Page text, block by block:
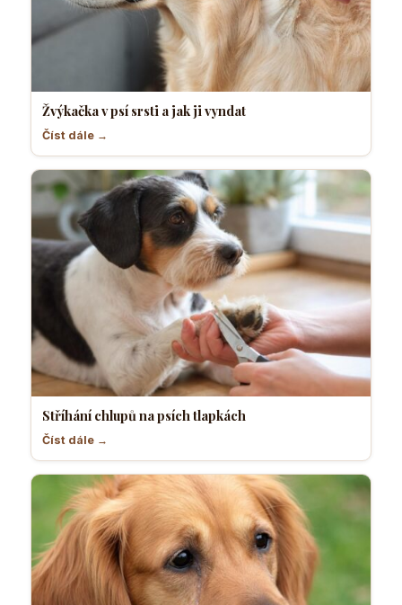
Žvýkačka v psí srsti a jak ji vyndat
Číst dále →
Stříhání chlupů na psích tlapkách
Číst dále →